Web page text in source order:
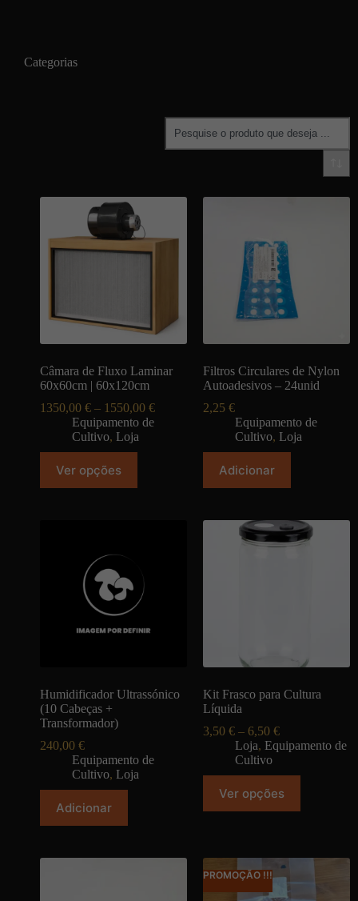
Categorias
Câmara de Fluxo Laminar
60x60cm | 60x120cm
1350,00 € – 1550,00 €
Equipamento de
Cultivo, Loja
Ver opções
Filtros Circulares de Nylon
Autoadesivos – 24unid
2,25 €
Equipamento de
Cultivo, Loja
Adicionar
Humidificador Ultrassónico
(10 Cabeças +
Transformador)
240,00 €
Equipamento de
Cultivo, Loja
Adicionar
Kit Frasco para Cultura
Líquida
3,50 € – 6,50 €
Loja, Equipamento de
Cultivo
Ver opções
PROMOÇÃO !!!